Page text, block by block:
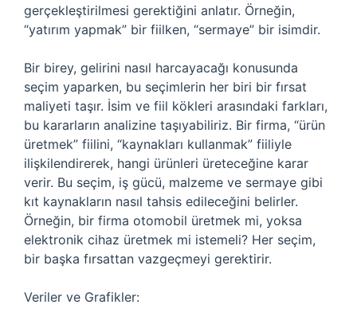
gerçekleştirilmesi gerektiğini anlatır. Örneğin,
“yatırım yapmak” bir fiilken, “sermaye” bir isimdir.
Bir birey, gelirini nasıl harcayacağı konusunda
seçim yaparken, bu seçimlerin her biri bir fırsat
maliyeti taşır. İsim ve fiil kökleri arasındaki farkları,
bu kararların analizine taşıyabiliriz. Bir firma, “ürün
üretmek” fiilini, “kaynakları kullanmak” fiiliyle
ilişkilendirerek, hangi ürünleri üreteceğine karar
verir. Bu seçim, iş gücü, malzeme ve sermaye gibi
kıt kaynakların nasıl tahsis edileceğini belirler.
Örneğin, bir firma otomobil üretmek mi, yoksa
elektronik cihaz üretmek mi istemeli? Her seçim,
bir başka fırsattan vazgeçmeyi gerektirir.
Veriler ve Grafikler: